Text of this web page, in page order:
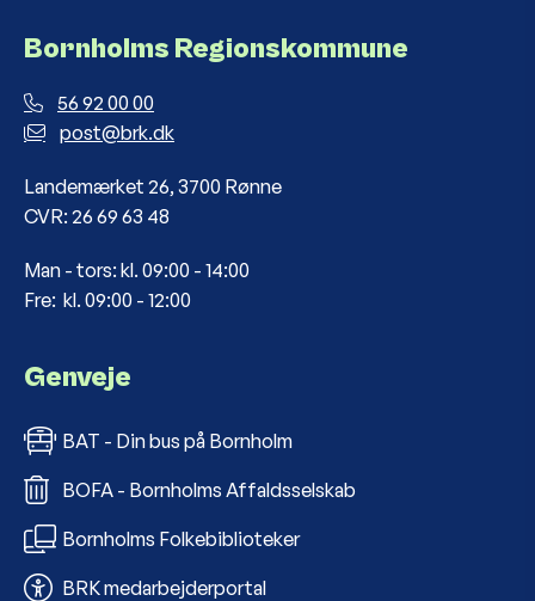
Bornholms Regionskommune
56 92 00 00
post@brk.dk
Landemærket 26, 3700 Rønne
CVR: 26 69 63 48
Man - tors: kl. 09:00 - 14:00
Fre: kl. 09:00 - 12:00
Genveje
BAT - Din bus på Bornholm
BOFA - Bornholms Affaldsselskab
Bornholms Folkebiblioteker
BRK medarbejderportal